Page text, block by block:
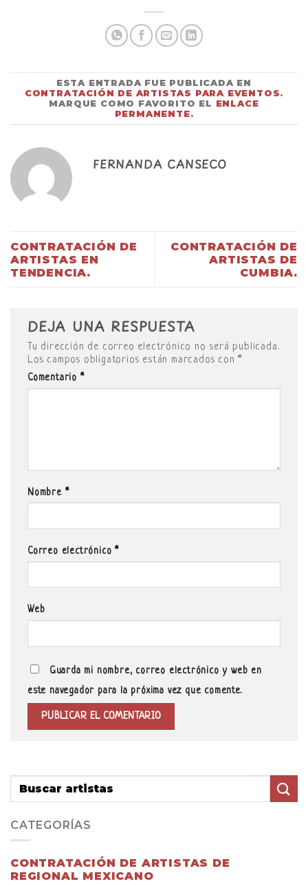
ESTA ENTRADA FUE PUBLICADA EN
CONTRATACIÓN DE ARTISTAS PARA EVENTOS.
MARQUE COMO FAVORITO EL ENLACE
PERMANENTE.
FERNANDA CANSECO
CONTRATACIÓN DE
ARTISTAS EN
TENDENCIA.
CONTRATACIÓN DE
ARTISTAS DE
CUMBIA.
DEJA UNA RESPUESTA
Tu dirección de correo electrónico no será publicada.
Los campos obligatorios están marcados con*
Comentario *
Nombre *
Correo electrónico*
Web
Guarda mi nombre, correo electrónico y web en
este navegador para la próxima vez que comente.
CATEGORÍAS
CONTRATACIÓN DE ARTISTAS DE
REGIONAL MEXICANO